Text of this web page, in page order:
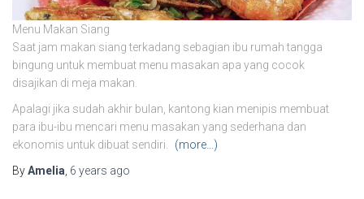
Menu Makan Siang
Saat jam makan siang terkadang sebagian ibu rumah tangga
bingung untuk membuat menu masakan apa yang cocok
disajikan di meja makan.
Apalagi jika sudah akhir bulan, kantong kian menipis membuat
para ibu-ibu mencari menu masakan yang sederhana dan
ekonomis untuk dibuat sendiri.
(more…)
ByAmelia 6 years ago